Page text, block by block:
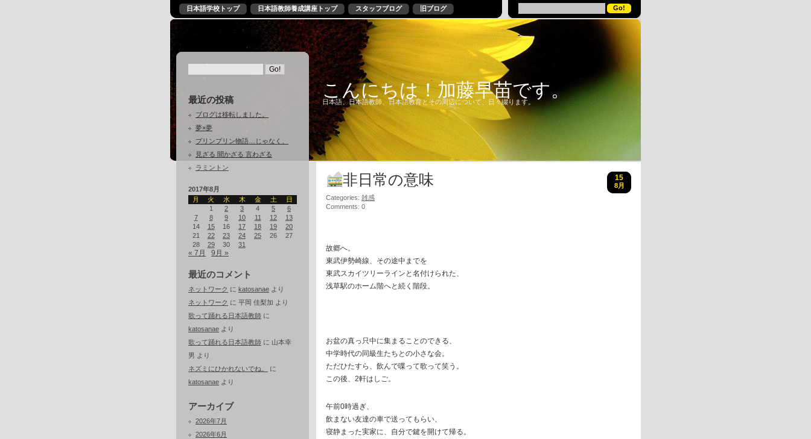
日本語学校トップ 日本語教師養成講座トップ スタッフブログ 旧ブログ
最近の投稿
ブログは移転しました。
夢×夢
プリンプリン物語…じゃなく、
見ざる 聞かざる 言わざる
ラミントン
2017年8月
月
火 水 木 金 土
日
1
2 3 4 5
6
7
8 9 10 11 12
13
14
15 16 17 18 19
20
21
22 23 24 25 26
27
28
29 30 31
« 7月 9月 »
最近のコメント
ネットワーク に katosanae より
ネットワーク に 平岡 佳梨加 より
歌って踊れる日本語教師 に
katosanae より
歌って踊れる日本語教師 に 山本幸
男 より
ネズミにひかれないでね。
に
katosanae より
アーカイブ
2026年7月
2026年6月
こんにちは！加藤早苗です。
日本語、日本語教師、日本語教育とその周辺について、日々綴ります。
非日常の意味 15
8月
Categories: 雑感
Comments: 0
故郷へ。
東武伊勢崎線、その途中までを
東武スカイツリーラインと名付けられた、
浅草駅のホーム階へと続く階段。
お盆の真っ只中に集まることのできる、
中学時代の同級生たちとの小さな会。
ただひたすら、飲んで喋って歌って笑う。
この後、2軒はしご。
午前0時過ぎ、
飲まない友達の車で送ってもらい、
寝静まった実家に、自分で鍵を開けて帰る。